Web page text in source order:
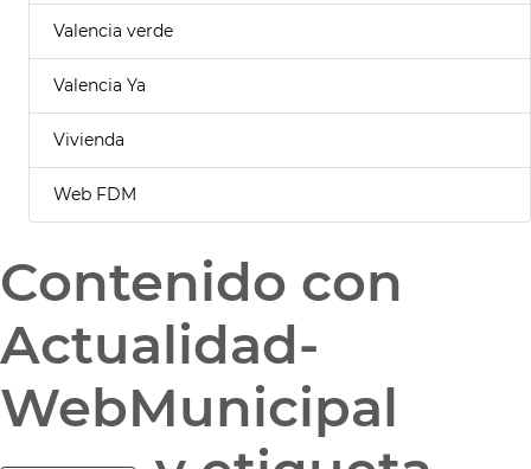
Valencia verde
Valencia Ya
Vivienda
Web FDM
Contenido con
Actualidad-
WebMunicipal